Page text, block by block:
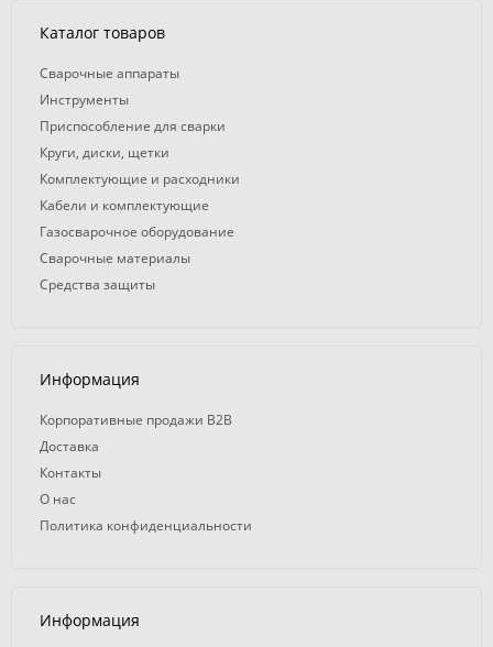
Каталог товаров
Сварочные аппараты
Инструменты
Приспособление для сварки
Круги, диски, щетки
Комплектующие и расходники
Кабели и комплектующие
Газосварочное оборудование
Сварочные материалы
Средства защиты
Информация
Корпоративные продажи B2B
Доставка
Контакты
О нас
Политика конфиденциальности
Информация